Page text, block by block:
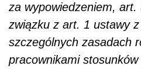
za wypowiedzeniem,
związku z art. 1 ustawy
szczególnych zasadach
pracownikami